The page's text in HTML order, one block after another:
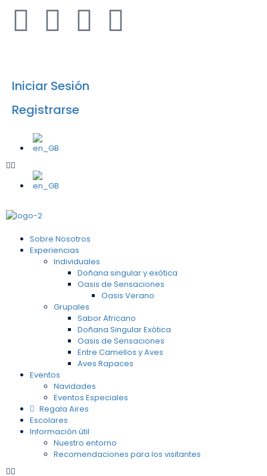
Iniciar Sesión
Registrarse
Sobre Nosotros
Experiencias
Individuales
Doñana singular y exótica
Oasis de Sensaciones
Oasis Verano
Grupales
Sabor Africano
Doñana Singular Exótica
Oasis de Sensaciones
Entre Camellos y Aves
Aves Rapaces
Eventos
Navidades
Eventos Especiales
Regala Aires
Escolares
Información útil
Nuestro entorno
Recomendaciones para los visitantes